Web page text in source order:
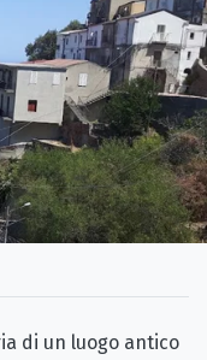
di un luogo antico